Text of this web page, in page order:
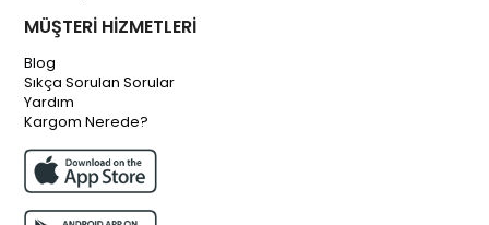
MÜŞTERİ HİZMETLERİ
Blog
Sıkça Sorulan Sorular
Yardım
Kargom Nerede?